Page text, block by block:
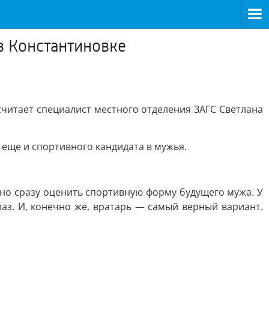
специалист местного отделения ЗАГС Светлана
и спортивного кандидата в мужья.
сразу оценить спортивную форму будущего мужа. У
И, конечно же, вратарь — самый верный вариант.